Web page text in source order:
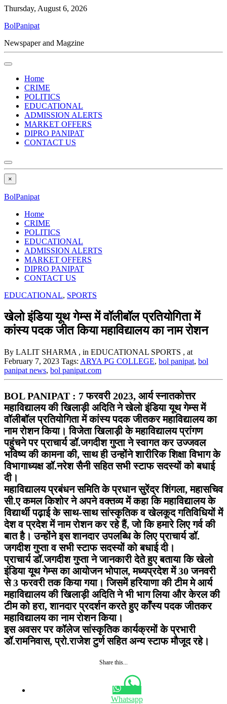
Thursday, August 6, 2026
BolPanipat
Newspaper and Magzine
Home
CRIME
POLITICS
EDUCATIONAL
ADMISSION ALERTS
MARKET OFFERS
DIPRO PANIPAT
CONTACT US
×
BolPanipat
Home
CRIME
POLITICS
EDUCATIONAL
ADMISSION ALERTS
MARKET OFFERS
DIPRO PANIPAT
CONTACT US
EDUCATIONAL, SPORTS
खेलो इंडिया यूथ गेम्स में वॉलीबॉल प्रतियोगिता में
कांस्य पदक जीत किया महाविद्यालय का नाम रोशन
By LALIT SHARMA , in EDUCATIONAL SPORTS , at
February 7, 2023 Tags: ARYA PG COLLEGE, bol panipat, bol
panipat news, bol panipat.com
BOL PANIPAT : 7 फरवरी 2023, आर्य स्नातकोत्तर
महाविद्यालय की खिलाड़ी अदिति ने खेलो इंडिया यूथ गेम्स में
वॉलीबॉल प्रतियोगिता में कांस्य पदक जीतकर महाविद्यालय का
नाम रोशन किया। विजेता खिलाड़ी के महाविद्यालय प्रांगण
पहुंचने पर प्राचार्य डॉ.जगदीश गुप्ता ने स्वागत कर उज्जवल
भविष्य की कामना की, साथ ही उन्होंने शारीरिक शिक्षा विभाग के
विभागाध्यक्ष डॉ.नरेश सैनी सहित सभी स्टाफ सदस्यों को बधाई
दी।
महाविद्यालय प्रबंधन समिति के प्रधान सुरेंद्र शिंगला, महासचिव
सी.ए कमल किशोर ने अपने वक्तव्य में कहा कि महाविद्यालय के
विद्यार्थी पढ़ाई के साथ-साथ सांस्कृतिक व खेलकूद गतिविधियों में
देश व प्रदेश में नाम रोशन कर रहे हैं, जो कि हमारे लिए गर्व की
बात है। उन्होंने इस शानदार उपलब्धि के लिए प्राचार्य डॉ.
जगदीश गुप्ता व सभी स्टाफ सदस्यों को बधाई दी।
प्राचार्य डॉ.जगदीश गुप्ता ने जानकारी देते हुए बताया कि खेलो
इंडिया यूथ गेम्स का आयोजन भोपाल, मध्यप्रदेश में 30 जनवरी
से 3 फरवरी तक किया गया। जिसमें हरियाणा की टीम मे आर्य
महाविद्यालय की खिलाड़ी अदिति ने भी भाग लिया और केरल की
टीम को हरा, शानदार प्रदर्शन करते हुए काँस्य पदक जीतकर
महाविद्यालय का नाम रोशन किया।
इस अवसर पर कॉलेज सांस्कृतिक कार्यक्रमों के प्रभारी
डॉ.रामनिवास, प्रो.राजेश टुर्ण सहित अन्य स्टाफ मौजूद रहे।
Share this...
Whatsapp